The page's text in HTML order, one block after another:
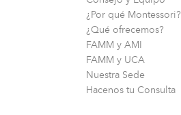
¿Por qué Montessori?
¿Qué ofrecemos?
FAMM y AMI
FAMM y UCA
Nuestra Sede
Hacenos tu Consulta